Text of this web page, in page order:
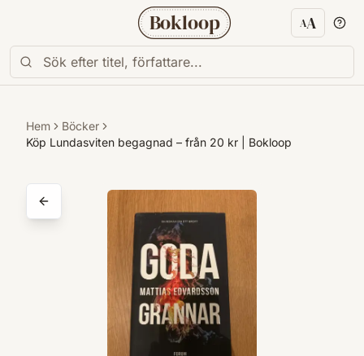
Bokloop AA
Hem
Böcker
Köp Lundasviten begagnad – från 20 kr | Bokloop